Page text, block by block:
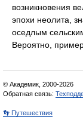
возникновения
эпохи неолита,
оседлым
Вероятно,
© Академик, 2000-2026
Обратная связь:
👣 Путешествия